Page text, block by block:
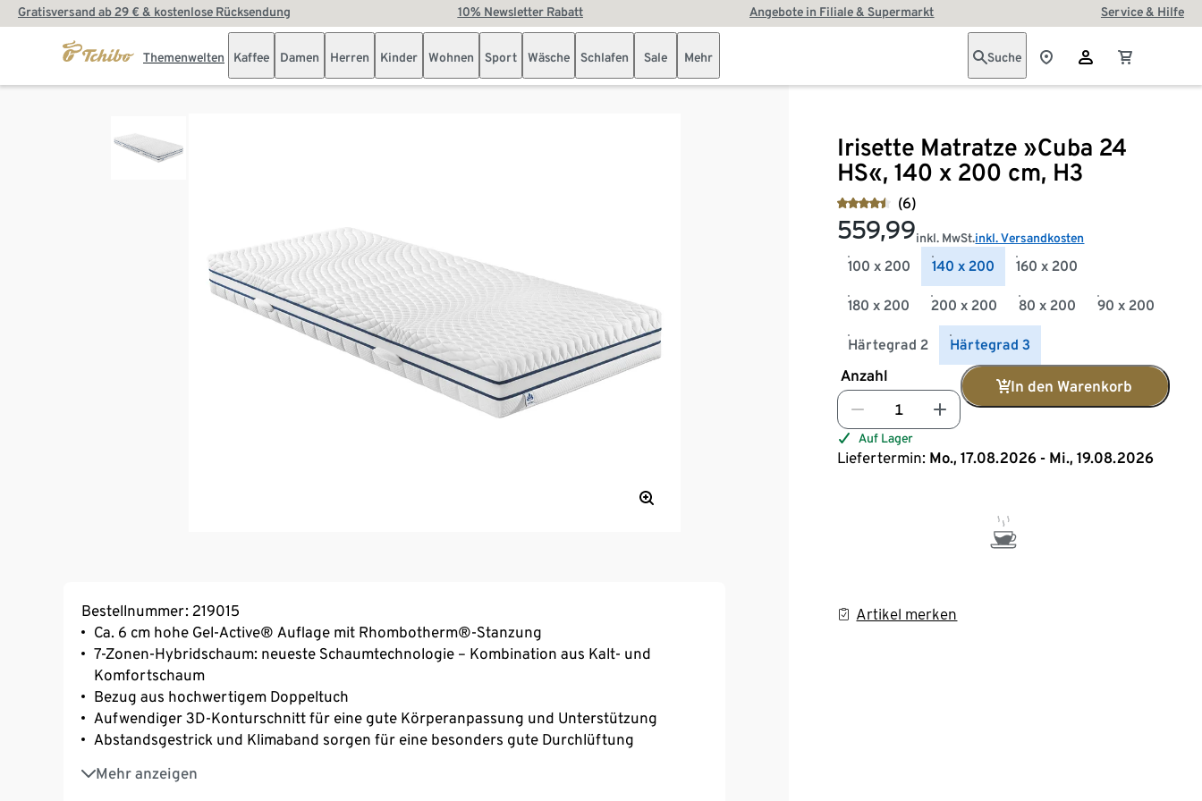
Gratisversand ab 29 € & kostenlose Rücksendung 10% Newsletter Rabatt Angebote in Filiale & Supermarkt Service & Hilfe
Themenwelten Kaffee Damen Herren Kinder Wohnen Sport Wäsche Schlafen Sale Mehr Suche
Irisette Matratze »Cuba 24
HS«, 140 x 200 cm, H3
(6)
559,99inkl. MwSt.inkl. Versandkosten
100 x 200 140 x 200 160 x 200
180 x 200 200 x 200 80 x 200 90 x 200
Härtegrad 2 Härtegrad 3
Anzahl
In den Warenkorb
Auf Lager
Liefertermin: Mo., 17.08.2026 - Mi., 19.08.2026
Artikel merken
Bestellnummer: 219015
Ca. 6 cm hohe Gel-Active® Auflage mit Rhombotherm®-Stanzung
7-Zonen-Hybridschaum: neueste Schaumtechnologie – Kombination aus Kalt- und
Komfortschaum
Bezug aus hochwertigem Doppeltuch
Aufwendiger 3D-Konturschnitt für eine gute Körperanpassung und Unterstützung
Abstandsgestrick und Klimaband sorgen für eine besonders gute Durchlüftung
Mehr anzeigen
Gelactive Auflage mit Rhombotherm Stanzung für eine weiche und anschmiegsame
Aufnahme des Körpers